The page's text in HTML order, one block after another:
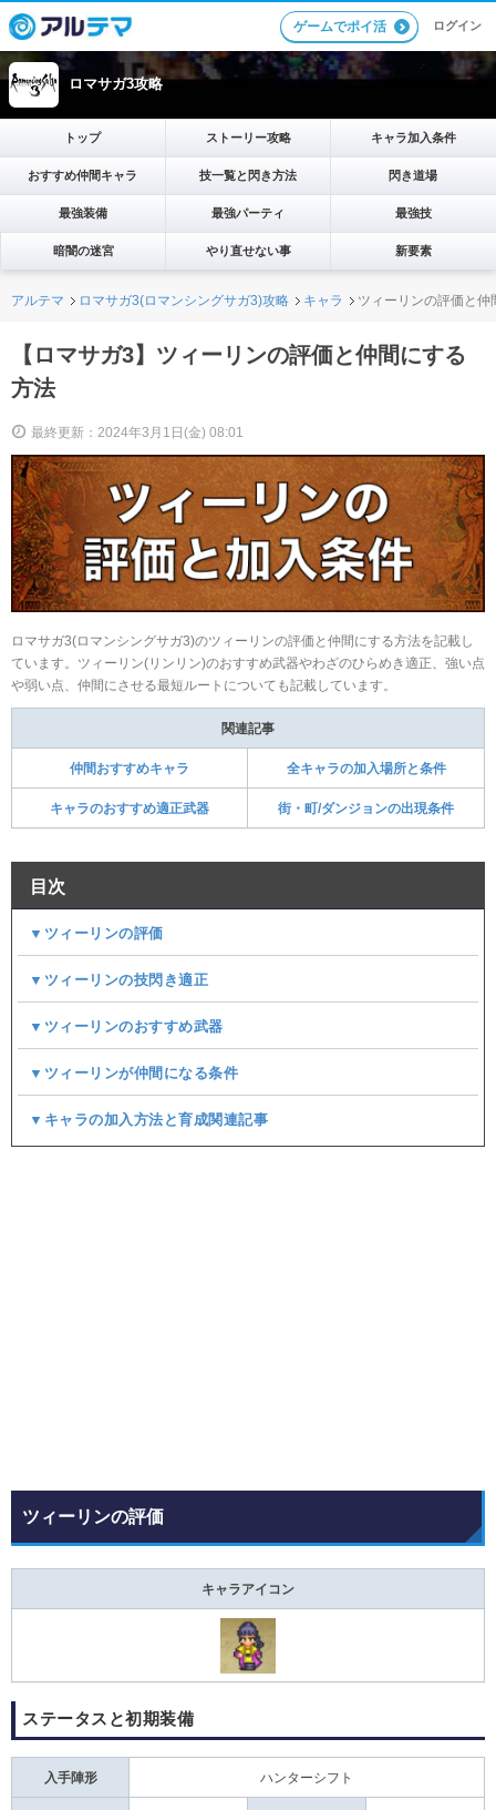
ゲームでポイ活 ログイン
ロマサガ3攻略
トップ ストーリー攻略 キャラ加入条件
おすすめ仲間キャラ 技一覧と閃き方法 閃き道場
最強装備 最強パーティ 最強技
暗闇の迷宮 やり直せない事 新要素
アルテマ ロマサガ3(ロマンシングサガ3)攻略 キャラ ツィーリンの評価と仲
【ロマサガ3】ツィーリンの評価と仲間にする
方法
最終更新：2024年3月1日(金) 08:01
ロマサガ3(ロマンシングサガ3)のツィーリンの評価と仲間にする方法を記載し
ています。ツィーリン(リンリン)のおすすめ武器やわざのひらめき適正、強い点
や弱い点、仲間にさせる最短ルートについても記載しています。
関連記事
仲間おすすめキャラ 全キャラの加入場所と条件
キャラのおすすめ適正武器 街・町/ダンジョンの出現条件
目次
▼ツィーリンの評価
▼ツィーリンの技閃き適正
▼ツィーリンのおすすめ武器
▼ツィーリンが仲間になる条件
▼キャラの加入方法と育成関連記事
ツィーリンの評価
キャラアイコン
ステータスと初期装備
入手陣形 ハンターシフト